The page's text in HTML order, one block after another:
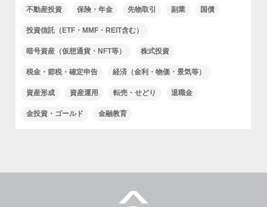
不動産投資 保険・年金 先物取引 副業 国債
投資信託（ETF・MMF・REIT含む）
暗号資産（仮想通貨・NFT等） 株式投資
税金・節税・確定申告 経済（金利・物価・景気等）
資産形成 資産運用 転売・せどり 退職金
金投資・ゴールド 金融教育